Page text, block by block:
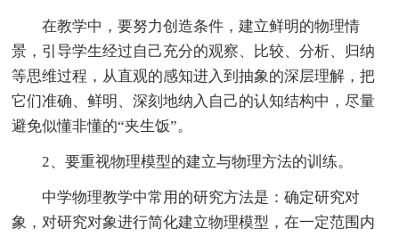
在教学中，要努力创造条件，建立鲜明的物理情
景，引导学生经过自己充分的观察、比较、分析、归纳
等思维过程，从直观的感知进入到抽象的深层理解，把
它们准确、鲜明、深刻地纳入自己的认知结构中，尽量
避免似懂非懂的“夹生饭”。
2、要重视物理模型的建立与物理方法的训练。
中学物理教学中常用的研究方法是：确定研究对
象，对研究对象进行简化建立物理模型，在一定范围内